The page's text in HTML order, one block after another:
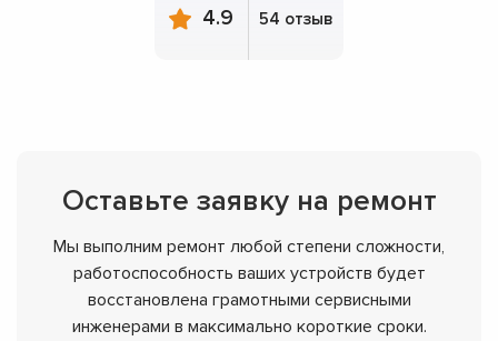
4.9 54 отзыв
Оставьте заявку на ремонт
Мы выполним ремонт любой степени сложности,
работоспособность ваших устройств будет
восстановлена грамотными сервисными
инженерами в максимально короткие сроки.